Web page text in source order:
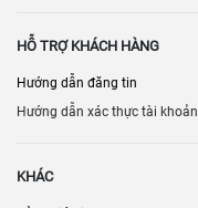
HỖ TRỢ KHÁCH HÀNG
Hướng dẫn đăng tin
Hướng dẫn xác thực tài khoản
KHÁC